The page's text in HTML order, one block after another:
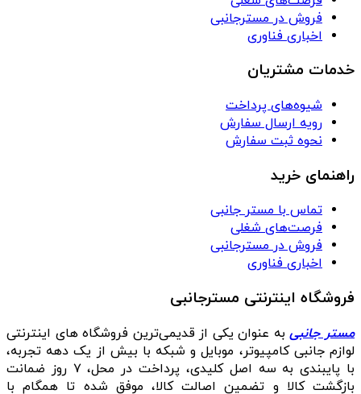
فروش در مسترجانبی
اخباری فناوری
خدمات مشتریان
شیوه‌های پرداخت
رویه ارسال سفارش
نحوه ثبت سفارش
راهنمای خرید
تماس با مستر جانبی
فرصت‌های شغلی
فروش در مسترجانبی
اخباری فناوری
فروشگاه اینترنتی مسترجانبی
مستر جانبیبه عنوان یکی از قدیمی‌ترین فروشگاه های اینترنتی
لوازم جانبی کامپیوتر، موبایل و شبکه با بیش از یک دهه تجربه،
با پایبندی به سه اصل کلیدی، پرداخت در محل، ۷ روز ضمانت
بازگشت کالا و تضمین اصالت کالا، موفق شده تا همگام با